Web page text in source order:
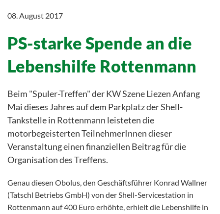
08. August 2017
PS-starke Spende an die
Lebenshilfe Rottenmann
Beim "Spuler-Treffen" der KW Szene Liezen Anfang
Mai dieses Jahres auf dem Parkplatz der Shell-
Tankstelle in Rottenmann leisteten die
motorbegeisterten TeilnehmerInnen dieser
Veranstaltung einen finanziellen Beitrag für die
Organisation des Treffens.
Genau diesen Obolus, den Geschäftsführer Konrad Wallner
(Tatschl Betriebs GmbH) von der Shell-Servicestation in
Rottenmann auf 400 Euro erhöhte, erhielt die Lebenshilfe in